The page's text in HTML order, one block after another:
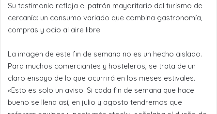
Su testimonio refleja el patrón mayoritario del turismo de
cercanía: un consumo variado que combina gastronomía,
compras y ocio al aire libre.
La imagen de este fin de semana no es un hecho aislado.
Para muchos comerciantes y hosteleros, se trata de un
claro ensayo de lo que ocurrirá en los meses estivales.
«Esto es solo un aviso. Si cada fin de semana que hace
bueno se llena así, en julio y agosto tendremos que